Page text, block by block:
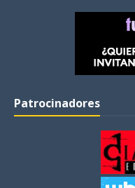
Patrocinadores